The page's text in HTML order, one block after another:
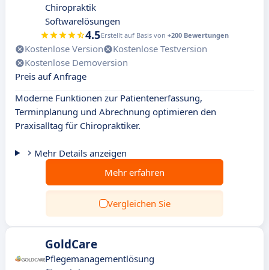
Chiropraktik
Softwarelösungen
4.5Erstellt auf Basis von +200 Bewertungen
Kostenlose Version
Kostenlose Testversion
Kostenlose Demoversion
Preis auf Anfrage
Moderne Funktionen zur Patientenerfassung,
Terminplanung und Abrechnung optimieren den
Praxisalltag für Chiropraktiker.
Mehr Details anzeigen
Mehr erfahren
Vergleichen Sie
GoldCare
Pflegemanagementlösung